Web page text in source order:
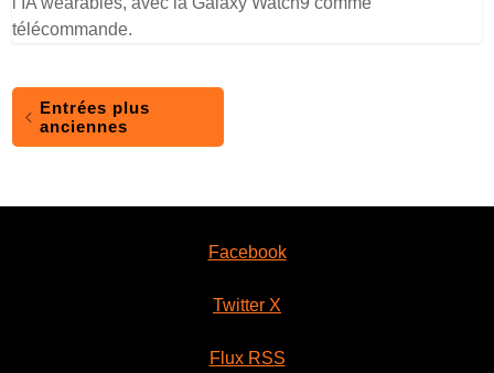
télécommande.
Entrées plus
anciennes
Facebook
Twitter X
Flux RSS